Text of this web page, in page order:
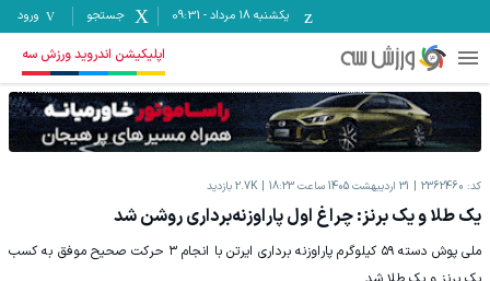
یکشنبه ۱۸ مرداد -
09:31 جستجو ورود
اپلیکیشن اندروید ورزش سه
کد: 2362460 31 اردیبهشت 1405 ساعت 18:23 2.7K بازدید
یک طلا و یک برنز: چراغ اول پاراوزنه‌برداری روشن شد
ملی پوش دسته ۵۹ کیلوگرم پاراوزنه برداری ایرتن با انجام ۳ حرکت صحیح موفق به کسب